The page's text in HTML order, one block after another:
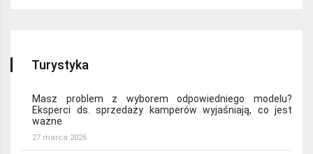
Turystyka
Masz problem z wyborem odpowiedniego modelu?
Eksperci ds. sprzedaży kamperów wyjaśniają, co jest
ważne
27 marca 2026